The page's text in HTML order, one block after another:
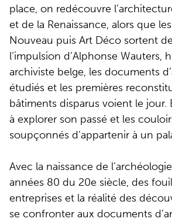
place, on redécouvre
et de la Renaissance, alors que
Nouveau puis Art Déco sortent
l’impulsion d’Alphonse Wauters,
archiviste belge, les documents
étudiés et les premières
bâtiments disparus voient le jour.
à explorer son passé et les
soupçonnés d’appartenir à un
Avec la naissance de
années 80 du 20e siècle, des
entreprises et la réalité des
se confronter aux documents